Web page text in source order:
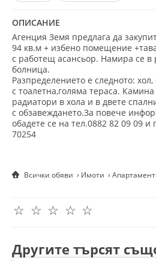
ОПИСАНИЕ
Агенция Земя предлага да
94 кв.м + избено помещение
с работещ асансьор. Намира се
болница.
Разпределението е следното:
с тоалетна,голяма тераса.
радиатори в хола и в двете
с обзавеждането.За повече
обадете се на тел.0882 82 09 09 и
70254
Всички обяви Имоти
☆
☆
☆
☆
☆
Другите търсят